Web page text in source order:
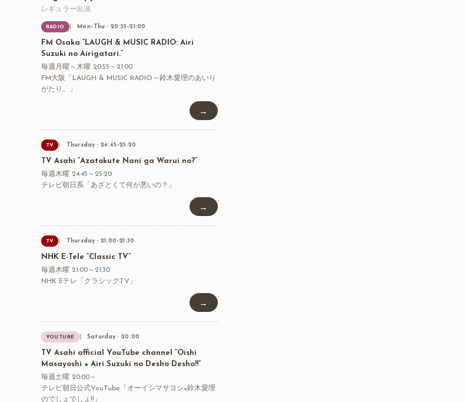
レギュラー出演
RADIO Mon–Thu · 20:55–21:00
FM Osaka “LAUGH & MUSIC RADIO: Airi
Suzuki no Airigatari.”
毎週月曜～木曜 20:55～21:00
FM大阪「LAUGH & MUSIC RADIO～鈴木愛理のあいり
がたり。」
→
TV Thursday · 24:45–25:20
TV Asahi “Azatokute Nani ga Warui no?”
毎週木曜 24:45～25:20
テレビ朝日系「あざとくて何が悪いの？」
→
TV Thursday · 21:00–21:30
NHK E-Tele “Classic TV”
毎週木曜 21:00～21:30
NHK Eテレ「クラシックTV」
→
YOUTUBE Saturday · 20:00
TV Asahi official YouTube channel “Oishi
Masayoshi × Airi Suzuki no Desho Desho!!”
毎週土曜 20:00～
テレビ朝日公式YouTube「オーイシマサヨシ×鈴木愛理
のでしょでしょ!!」